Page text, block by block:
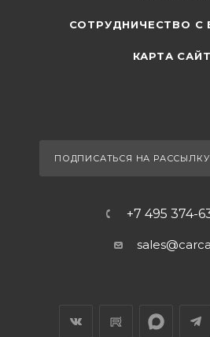
СОТРУДНИЧЕСТВО С
КАРТА
ПОДПИСАТЬСЯ НА РАССЫЛКУ
+7 495 374-